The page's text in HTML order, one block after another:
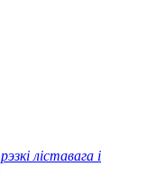
ліставага і